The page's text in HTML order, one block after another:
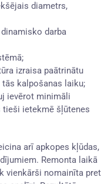
diametrs,
darba
izraisa paātrinātu
kalpošanas laiku;
ievērot minimāli
tieši ietekmē šļūtenes
arī apkopes kļūdas,
Remonta laikā
vienkārši nomainīta pret